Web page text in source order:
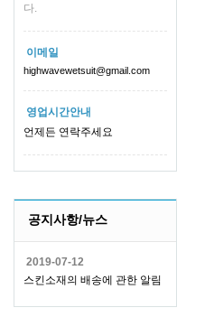
다.
이메일
highwavewetsuit@gmail.com
영업시간안내
언제든 연락주세요
공지사항/뉴스
2019-07-12
스킨소재의 배송에 관한 알림